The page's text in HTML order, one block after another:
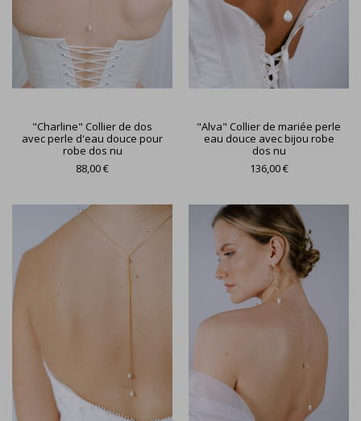
"Charline" Collier de dos
avec perle d'eau douce pour
robe dos nu
88,00 €
"Alva" Collier de mariée perle
eau douce avec bijou robe
dos nu
136,00 €